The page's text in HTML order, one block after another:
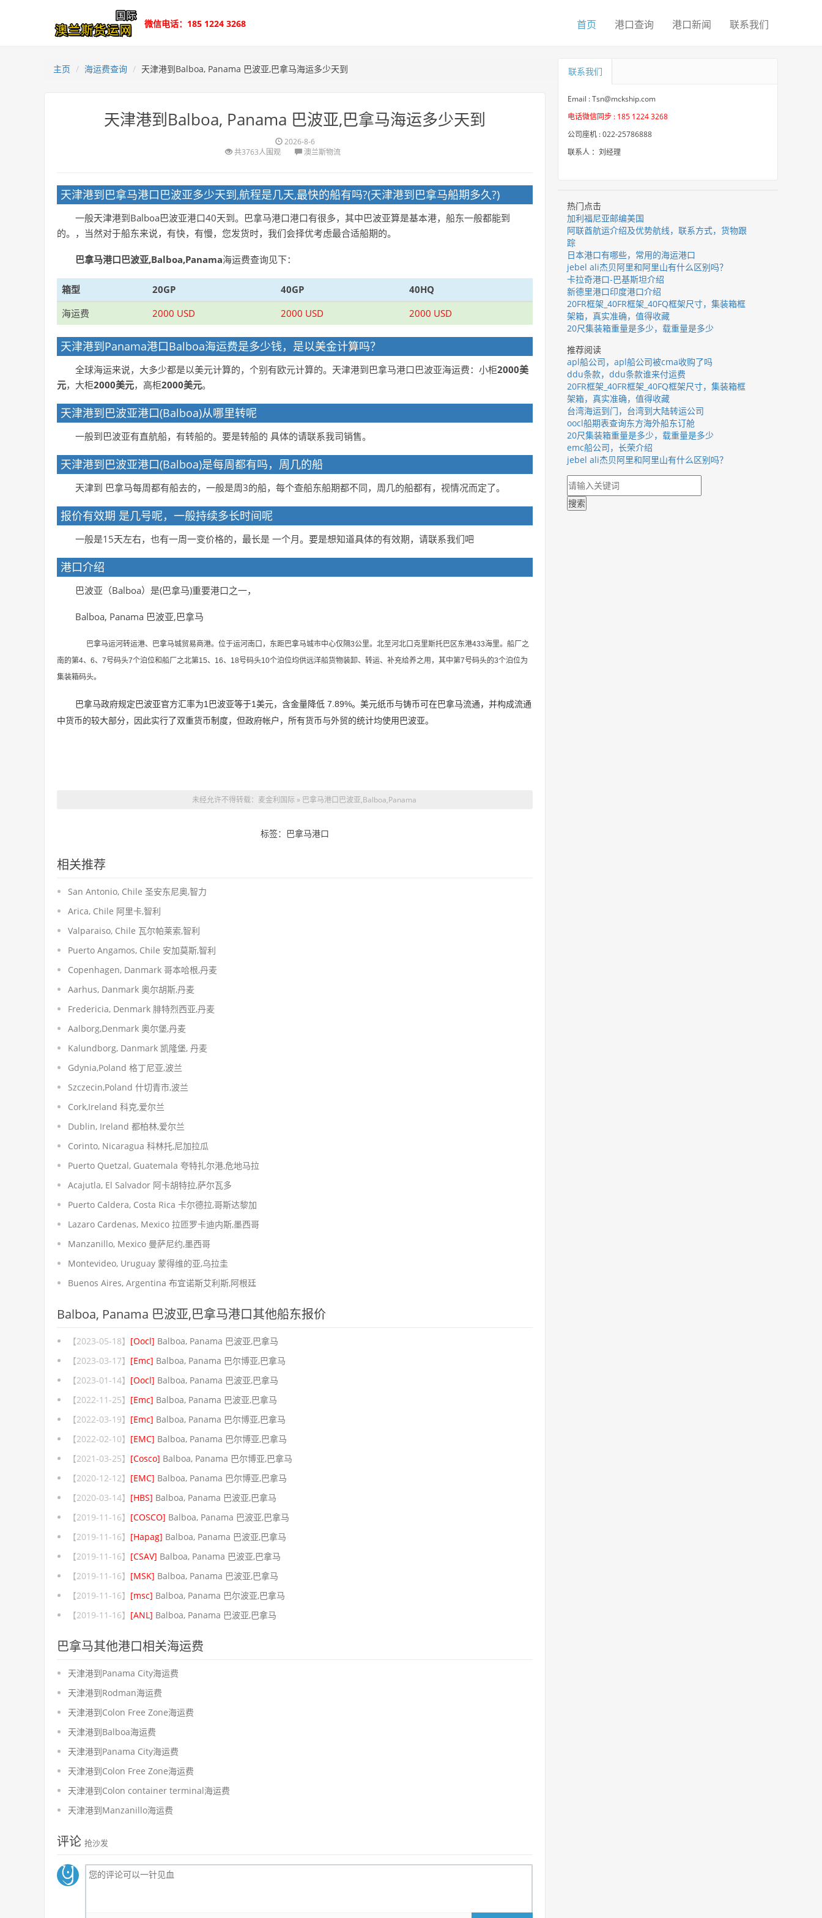
微信电话：185 1224 3268 首页 港口查询 港口新闻 联系我们
主页 海运费查询 天津港到Balboa, Panama 巴波亚,巴拿马海运多少天到
天津港到Balboa, Panama 巴波亚,巴拿马海运多少天到
2026-8-6
共3763人围观
澳兰斯物流
天津港到巴拿马港口巴波亚多少天到,航程是几天,最快的船有吗?(天津港到巴拿马船期多久?)
一般天津港到Balboa巴波亚港口40天到。巴拿马港口港口有很多，其中巴波亚算是基本港，船东一般都能到
的。，当然对于船东来说，有快，有慢，您发货时，我们会择优考虑最合适船期的。
巴拿马港口巴波亚,Balboa,Panama海运费查询见下：
箱型 20GP 40GP
40HQ
海运费
2000 USD 2000 USD 2000 USD
天津港到Panama港口Balboa海运费是多少钱，是以美金计算吗？
全球海运来说，大多少都是以美元计算的，个别有欧元计算的。天津港到巴拿马港口巴波亚海运费：小柜2000美
元，大柜2000美元，高柜2000美元。
天津港到巴波亚港口(Balboa)从哪里转呢
一般到巴波亚有直航船，有转船的。要是转船的 具体的请联系我司销售。
天津港到巴波亚港口(Balboa)是每周都有吗，周几的船
天津到 巴拿马每周都有船去的，一般是周3的船，每个查船东船期都不同，周几的船都有，视情况而定了。
报价有效期 是几号呢，一般持续多长时间呢
一般是15天左右，也有一周一变价格的，最长是 一个月。要是想知道具体的有效期，请联系我们吧
港口介绍
巴波亚（Balboa）是(巴拿马)重要港口之一，
Balboa, Panama 巴波亚,巴拿马
巴拿马运河转运港、巴拿马城贸易商港。位于运河南口，东距巴拿马城市中心仅隔3公里。北至河北口克里斯托巴区东港433海里。 船厂之
南的第4、6、7号码头7个泊位和船厂之北第15、16、18号码头10个泊位均供远洋船货物装卸、转运、补充给养之用，其中第7号码头的3个泊位为
集装箱码头。
巴拿马政府规定巴波亚官方汇率为1巴波亚等于1美元，含金量降低 7.89%。美元纸币与铸币可在巴拿马流通，并构成流通
中货币的较大部分，因此实行了双重货币制度，但政府帐户，所有货币与外贸的统计均使用巴波亚。
未经允许不得转载：麦金利国际 » 巴拿马港口巴波亚,Balboa,Panama
标签：巴拿马港口
相关推荐
San Antonio, Chile 圣安东尼奥,智力
Arica, Chile 阿里卡,智利
Valparaiso, Chile 瓦尔帕莱索,智利
Puerto Angamos, Chile 安加莫斯,智利
Copenhagen, Danmark 哥本哈根,丹麦
Aarhus, Danmark 奥尔胡斯,丹麦
Fredericia, Denmark 腓特烈西亚,丹麦
Aalborg,Denmark 奥尔堡,丹麦
Kalundborg, Danmark 凯隆堡, 丹麦
Gdynia,Poland 格丁尼亚,波兰
Szczecin,Poland 什切青市,波兰
Cork,Ireland 科克,爱尔兰
Dublin, Ireland 都柏林,爱尔兰
Corinto, Nicaragua 科林托,尼加拉瓜
Puerto Quetzal, Guatemala 夸特扎尔港,危地马拉
Acajutla, El Salvador 阿卡胡特拉,萨尔瓦多
Puerto Caldera, Costa Rica 卡尔德拉,哥斯达黎加
Lazaro Cardenas, Mexico 拉匝罗卡迪内斯,墨西哥
Manzanillo, Mexico 曼萨尼约,墨西哥
Montevideo, Uruguay 蒙得维的亚,乌拉圭
Buenos Aires, Argentina 布宜诺斯艾利斯,阿根廷
Balboa, Panama 巴波亚,巴拿马港口其他船东报价
【2023-05-18】 [Oocl] Balboa, Panama 巴波亚,巴拿马
【2023-03-17】 [Emc] Balboa, Panama 巴尔博亚,巴拿马
【2023-01-14】 [Oocl] Balboa, Panama 巴波亚,巴拿马
【2022-11-25】 [Emc] Balboa, Panama 巴波亚,巴拿马
【2022-03-19】 [Emc] Balboa, Panama 巴尔博亚,巴拿马
【2022-02-10】 [EMC] Balboa, Panama 巴尔博亚,巴拿马
【2021-03-25】 [Cosco] Balboa, Panama 巴尔博亚,巴拿马
【2020-12-12】 [EMC] Balboa, Panama 巴尔博亚,巴拿马
【2020-03-14】 [HBS] Balboa, Panama 巴波亚,巴拿马
【2019-11-16】 [COSCO] Balboa, Panama 巴波亚,巴拿马
【2019-11-16】 [Hapag] Balboa, Panama 巴波亚,巴拿马
【2019-11-16】 [CSAV] Balboa, Panama 巴波亚,巴拿马
【2019-11-16】 [MSK] Balboa, Panama 巴波亚,巴拿马
【2019-11-16】 [msc] Balboa, Panama 巴尔波亚,巴拿马
【2019-11-16】 [ANL] Balboa, Panama 巴波亚,巴拿马
巴拿马其他港口相关海运费
天津港到Panama City海运费
天津港到Rodman海运费
天津港到Colon Free Zone海运费
天津港到Balboa海运费
天津港到Panama City海运费
天津港到Colon Free Zone海运费
天津港到Colon container terminal海运费
天津港到Manzanillo海运费
评论 抢沙发
联系我们
Email : Tsn@mckship.com
电话微信同步 : 185 1224 3268
公司座机 : 022-25786888
联系人 ：刘经理
热门点击
加利福尼亚邮编美国
阿联酋航运介绍及优势航线，联系方式，货物跟
踪
日本港口有哪些，常用的海运港口
jebel ali杰贝阿里和阿里山有什么区别吗？
卡拉奇港口-巴基斯坦介绍
新德里港口印度港口介绍
20FR框架_40FR框架_40FQ框架尺寸，集装箱框
架箱，真实准确，值得收藏
20尺集装箱重量是多少，载重量是多少
推荐阅读
apl船公司，apl船公司被cma收购了吗
ddu条款，ddu条款谁来付运费
20FR框架_40FR框架_40FQ框架尺寸，集装箱框
架箱，真实准确，值得收藏
台湾海运到门，台湾到大陆转运公司
oocl船期表查询东方海外船东订舱
20尺集装箱重量是多少，载重量是多少
emc船公司，长荣介绍
jebel ali杰贝阿里和阿里山有什么区别吗？